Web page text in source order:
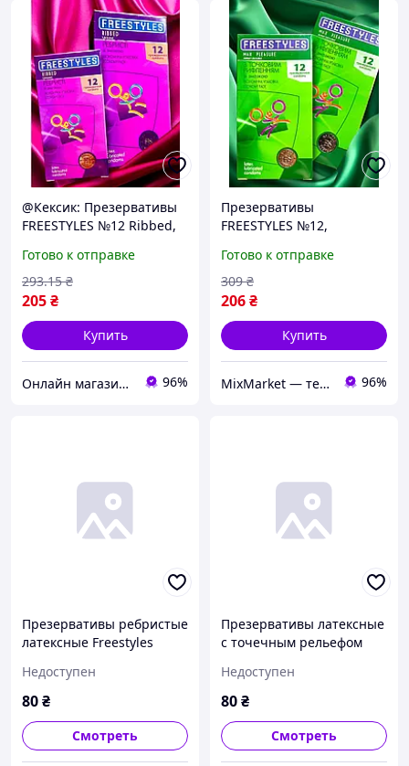
@Кексик: Презервативы
FREESTYLES №12 Ribbed,
доставка
Готово к отправке
205₴
293.15 ₴
Купить
Онлайн магазин - Кексик🧁 96%
Презервативы
FREESTYLES №12,
удовольствие с точечным
эффектом
Готово к отправке
206₴
309 ₴
Купить
MixMarket — территория низких цен!💝🎁 96%
Презервативы ребристые
латексные Freestyles
мм (цена за упаковку, 3
шт.)
Недоступен
80₴
Смотреть
Презервативы латексные
с точечным рельефом
0.06 мм (цена за упаковку,
3 шт.)
Недоступен
80₴
Смотреть